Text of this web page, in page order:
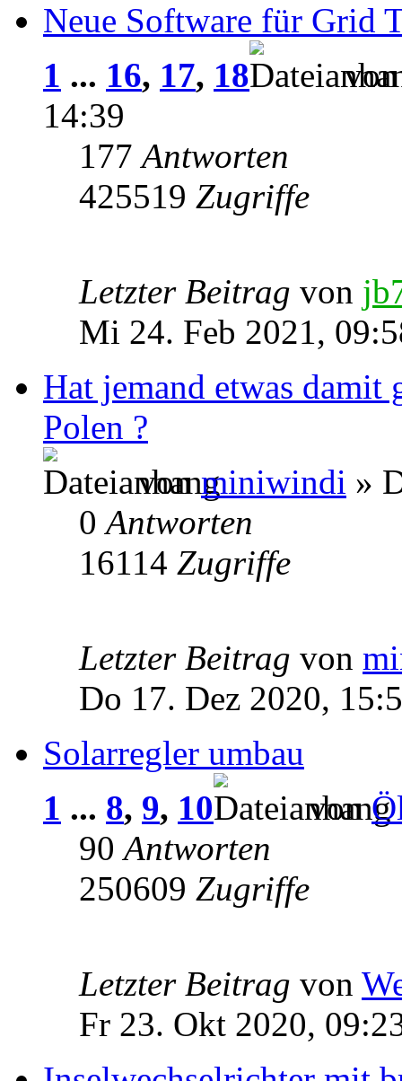
Neue Software für Grid
1 ... 16, 17, 18
14:39
177Antworten
425519 Zugriffe
Letzter Beitrag von
Mi 24. Feb 2021,
Hat jemand etwas
Polen ?
vonminiwindi »
0Antworten
16114 Zugriffe
Letzter Beitrag von
Do 17. Dez 2020,
Solarregler umbau
1 ... 8, 9, 10 von
90Antworten
250609 Zugriffe
Letzter Beitrag von
Fr 23. Okt 2020,